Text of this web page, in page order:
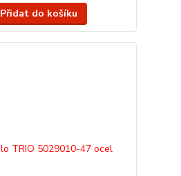
Přidat do košíku